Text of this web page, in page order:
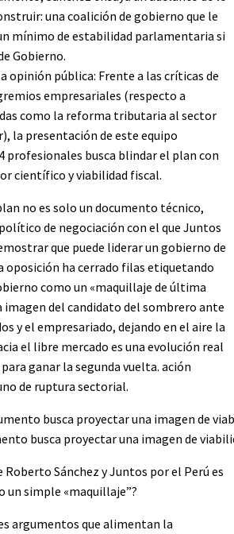
una coalición de gobierno que le
mínimo de estabilidad parlamentaria si
Gobierno.
opinión pública: Frente a las críticas de
empresariales (respecto a
como la reforma tributaria al sector
la presentación de este equipo
profesionales busca blindar el plan con
científico y viabilidad fiscal.
no es solo un documento técnico,
de negociación con el que Juntos
que puede liderar un gobierno de
oposición ha cerrado filas etiquetando
como un «maquillaje de última
imagen del candidato del sombrero ante
y el empresariado, dejando en el aire la
el libre mercado es una evolución real
ganar la segunda vuelta. ación
de ruptura sectorial.
busca proyectar una imagen de
Roberto Sánchez y Juntos por el Perú es
un simple «maquillaje”?
argumentos que alimentan la